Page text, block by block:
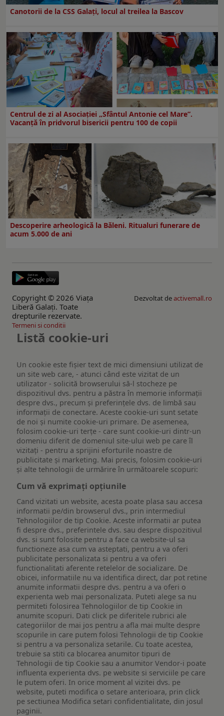
Canotorii de la CSS Galați, locul al treilea la Bascov
Centrul de zi al Asociației „Sfântul Antonie cel Mare”.
Vacanță în pridvorul bisericii pentru 100 de copii
Descoperire arheologică la Băleni. Ritualuri funerare de
acum 5.000 de ani
Copyright © 2026 Viaţa
Liberă Galaţi. Toate
drepturile rezervate.
Dezvoltat deactivemall.ro
Termeni si conditii
Listă cookie-uri
Un cookie este fişier text de mici dimensiuni utilizat de
un site web care, - atunci când este vizitat de un
utilizator - solicită browserului să-l stocheze pe
dispozitivul dvs. pentru a păstra în memorie informații
despre dvs., precum și preferințele dvs. de limbă sau
informații de conectare. Aceste cookie-uri sunt setate
de noi și numite cookie-uri primare. De asemenea,
folosim cookie-uri terțe - care sunt cookie-uri dintr-un
domeniu diferit de domeniul site-ului web pe care îl
vizitați - pentru a sprijini eforturile noastre de
publicitate și marketing. Mai precis, folosim cookie-uri
și alte tehnologii de urmărire în următoarele scopuri:
Cum vă exprimați opțiunile
Cand vizitati un website, acesta poate plasa sau accesa
informatii pe/din browserul dvs., prin intermediul
Tehnologiilor de tip Cookie. Aceste informatii ar putea
fi despre dvs., preferintele dvs. sau despre dispozitivul
dvs. si sunt folosite pentru a face ca website-ul sa
functioneze asa cum va asteptati, pentru a va oferi
publicitate personalizata si pentru a va oferi
functionalitati aferente retelelor de socializare. De
obicei, informatiile nu va identifica direct, dar pot retine
anumite informatii despre dvs. pentru a va oferi o
experienta web mai personalizata. Puteti alege sa nu
permiteti folosirea Tehnologiilor de tip Cookie in
anumite scopuri. Dati click pe diferitele rubrici ale
categoriilor de mai jos pentru a afla mai multe despre
scopurile in care putem folosi Tehnologii de tip Cookie
si pentru a va personaliza setarile. Cu toate acestea,
trebuie sa stiti ca blocarea anumitor tipuri de
Tehnologii de tip Cookie sau a anumitor Vendor-i poate
influenta experienta dvs. pe website si serviciile pe care
le putem oferi. In orice moment al vizitei dvs. pe
website, puteti modifica o setare anterioara, prin click
pe sectiunea Modifica setari confidentialitate, din josul
paginii.